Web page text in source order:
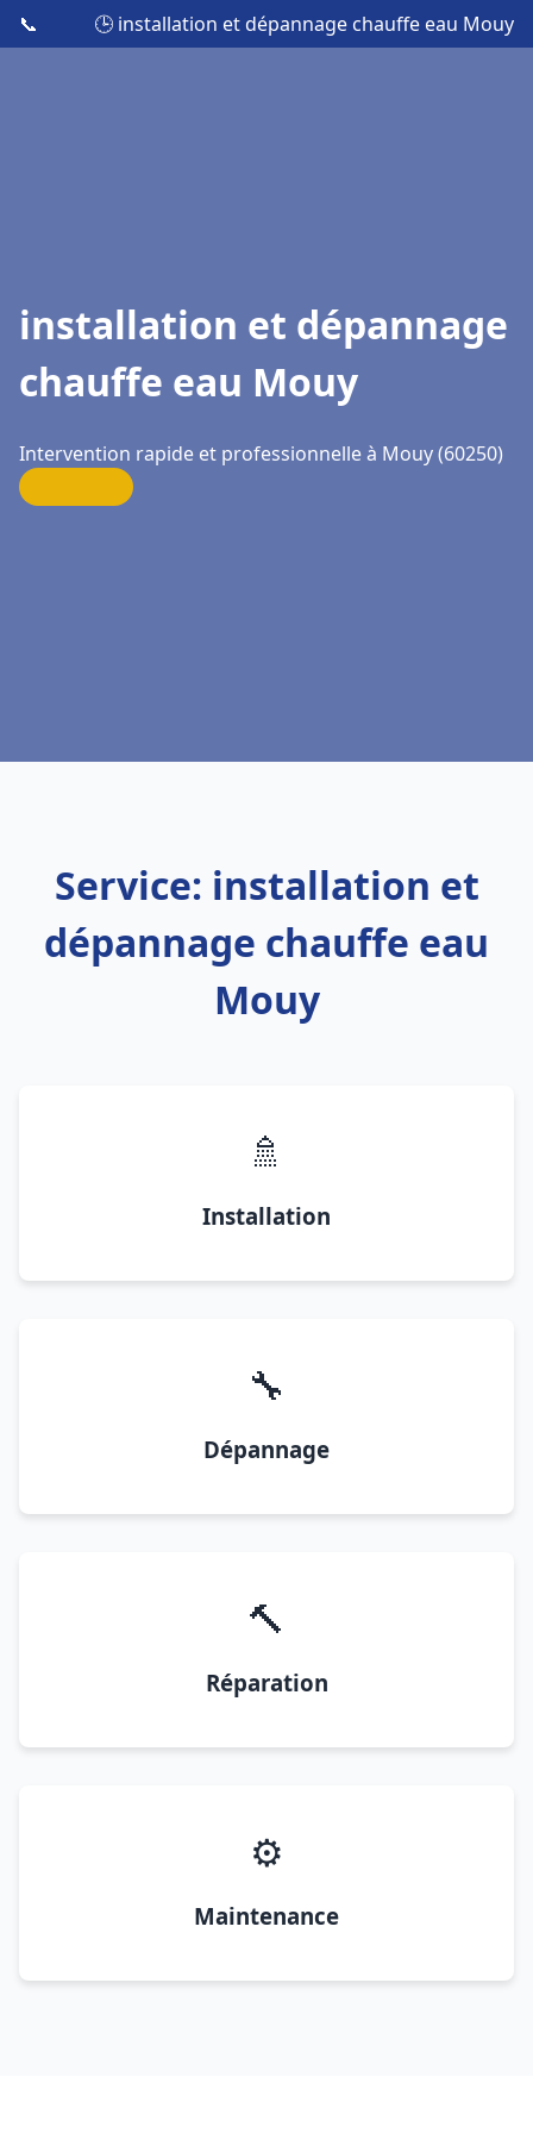
📞 🕒 installation et dépannage chauffe eau Mouy
installation et dépannage
chauffe eau Mouy
Intervention rapide et professionnelle à Mouy (60250)
Service: installation et
dépannage chauffe eau
Mouy
🚿
Installation
🔧
Dépannage
🔨
Réparation
⚙️
Maintenance